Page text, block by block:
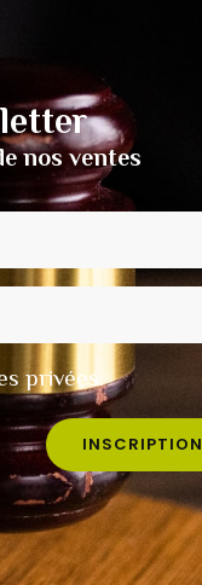
nos ventes
privées.
INSCRIPTION